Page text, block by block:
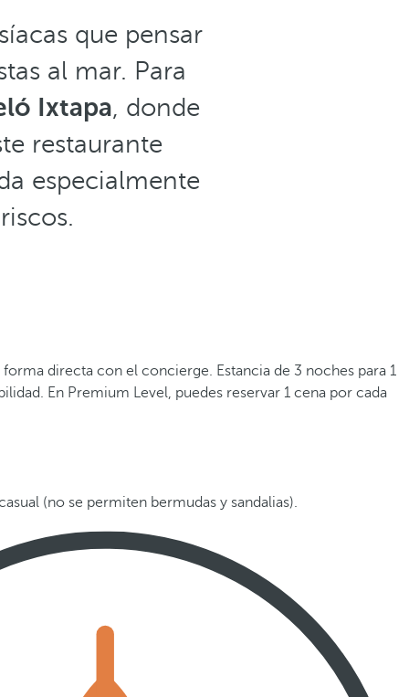
que pensar
al mar. Para
Ixtapa, donde
restaurante
especialmente
directa con el concierge. Estancia de 3 noches para 1
En Premium Level, puedes reservar 1 cena por cada
(no se permiten bermudas y sandalias).